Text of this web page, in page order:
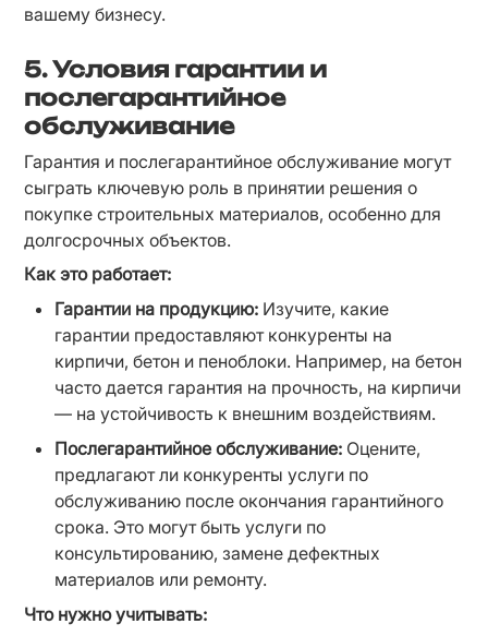
вашему бизнесу.
5. Условия гарантии и
послегарантийное
обслуживание
Гарантия и послегарантийное обслуживание могут
сыграть ключевую роль в принятии решения о
покупке строительных материалов, особенно для
долгосрочных объектов.
Как это работает:
Гарантии на продукцию: Изучите, какие
гарантии предоставляют конкуренты на
кирпичи, бетон и пеноблоки. Например, на бетон
часто дается гарантия на прочность, на кирпичи
— на устойчивость к внешним воздействиям.
Послегарантийное обслуживание: Оцените,
предлагают ли конкуренты услуги по
обслуживанию после окончания гарантийного
срока. Это могут быть услуги по
консультированию, замене дефектных
материалов или ремонту.
Что нужно учитывать: